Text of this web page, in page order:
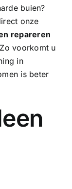
buien?
onze
repareren
voorkomt u
in
is beter